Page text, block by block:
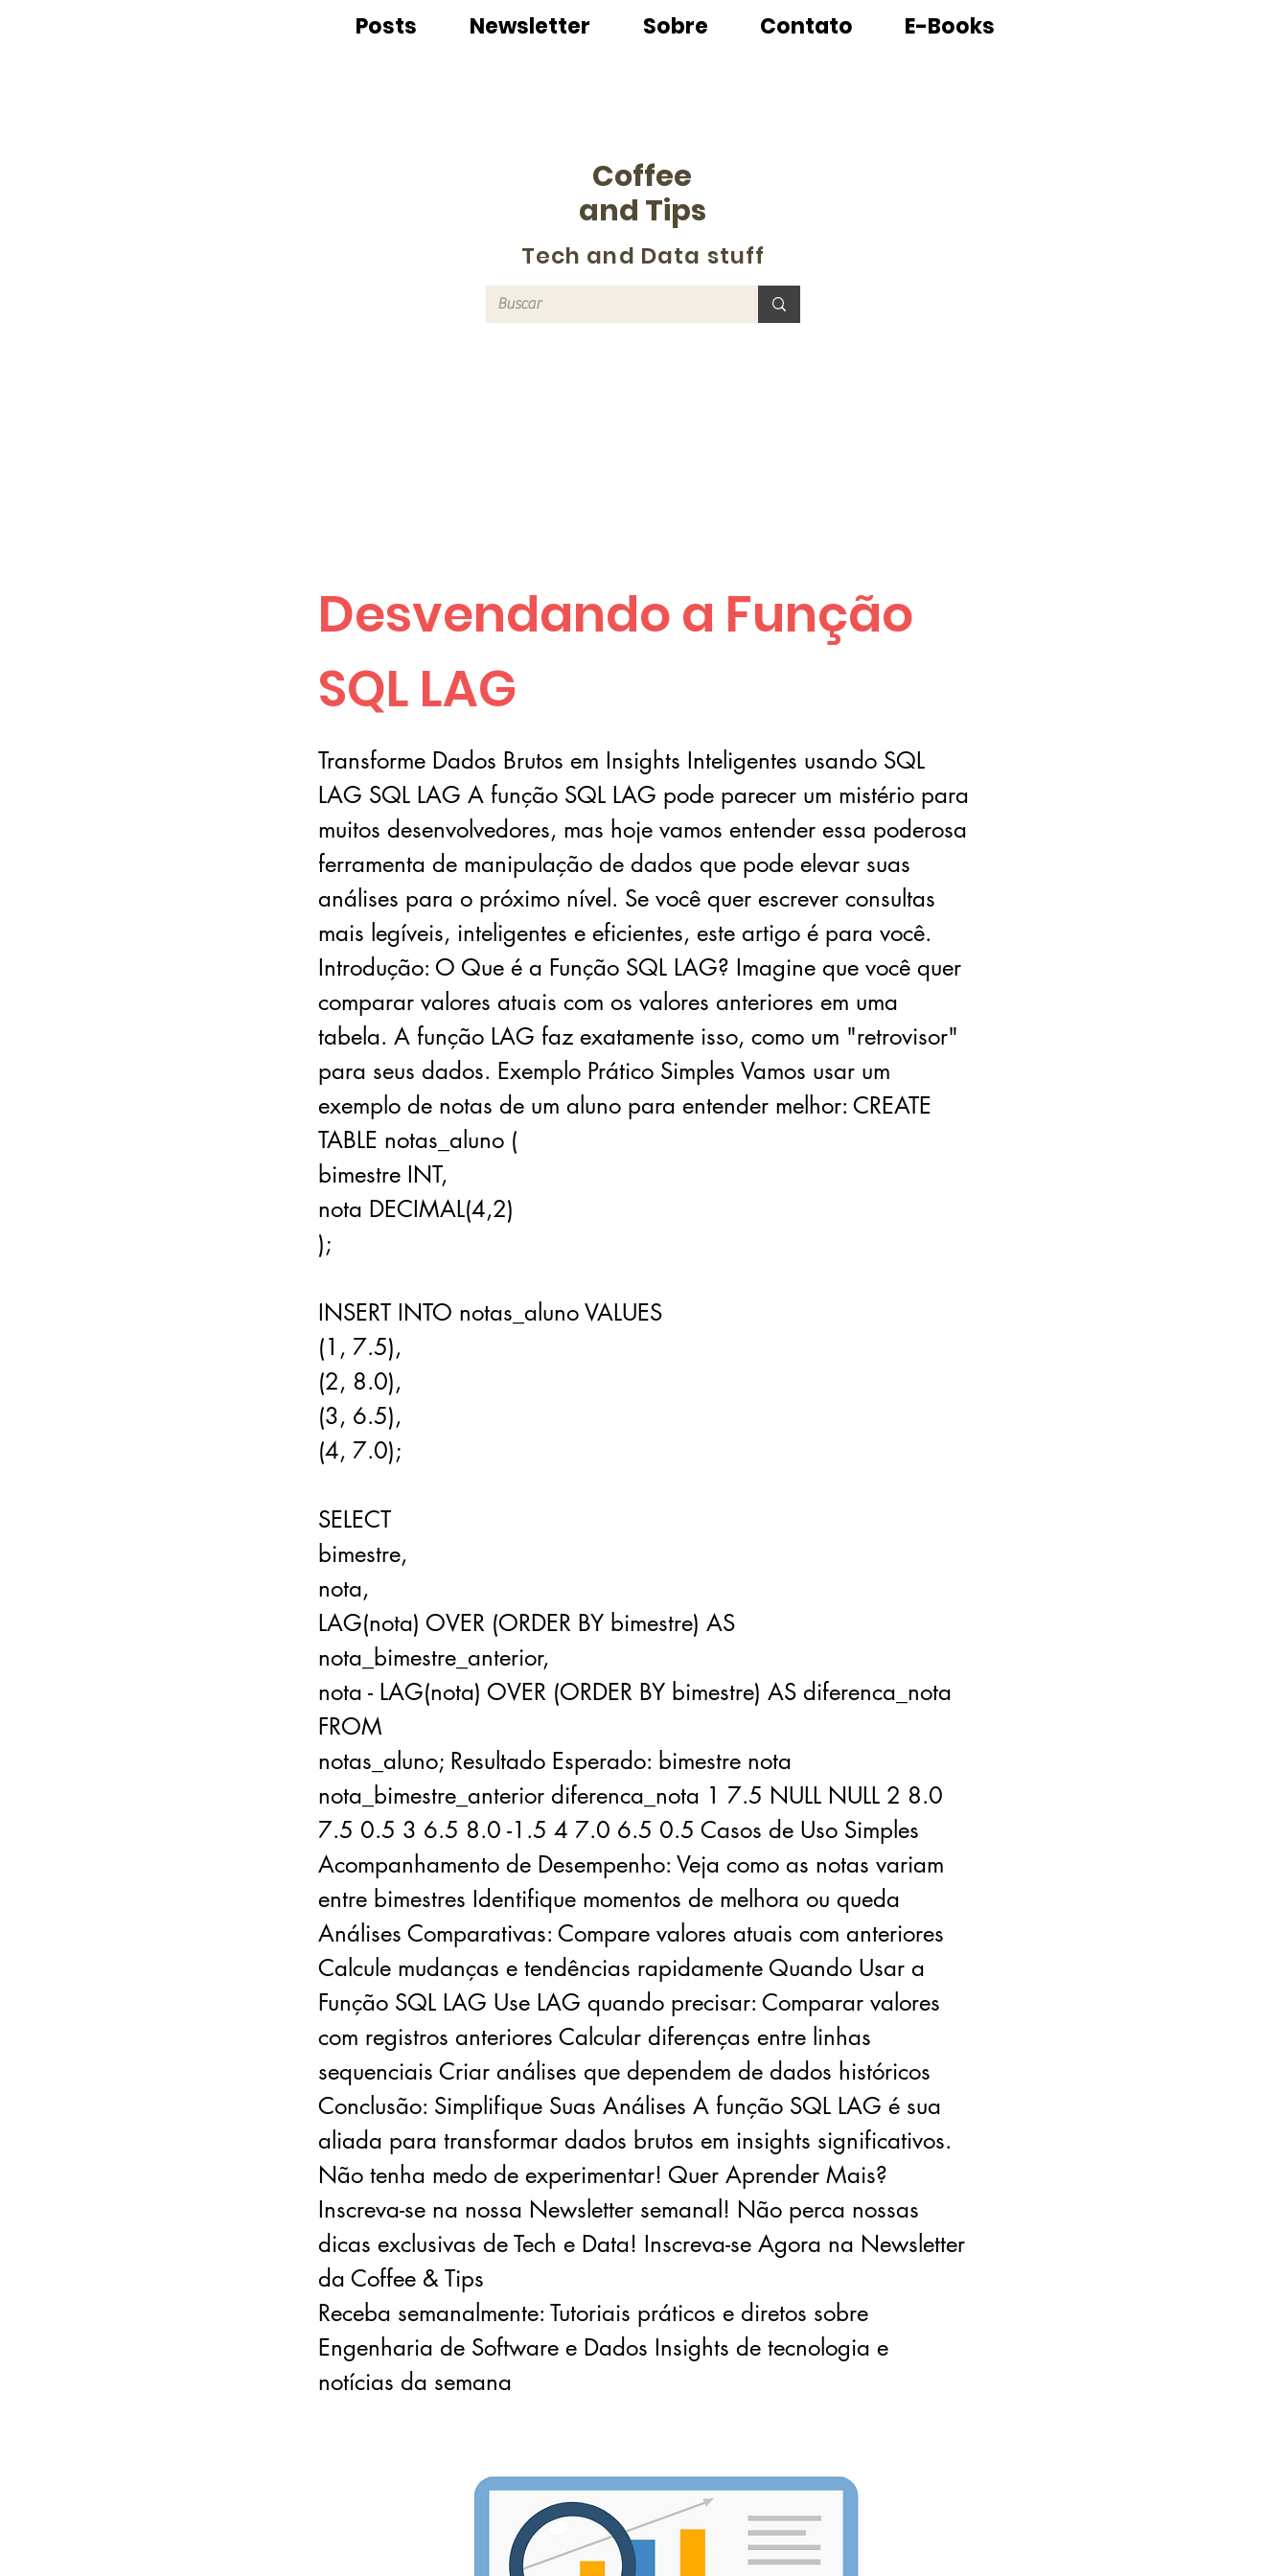
Posts Newsletter Sobre Contato E-Books
Coffee
and Tips
Tech and Data stuff
Desvendando a Função
SQL LAG
Transforme Dados Brutos em Insights Inteligentes usando SQL
LAG SQL LAG A função SQL LAG pode parecer um mistério para
muitos desenvolvedores, mas hoje vamos entender essa poderosa
ferramenta de manipulação de dados que pode elevar suas
análises para o próximo nível. Se você quer escrever consultas
mais legíveis, inteligentes e eficientes, este artigo é para você.
Introdução: O Que é a Função SQL LAG? Imagine que você quer
comparar valores atuais com os valores anteriores em uma
tabela. A função LAG faz exatamente isso, como um "retrovisor"
para seus dados. Exemplo Prático Simples Vamos usar um
exemplo de notas de um aluno para entender melhor: CREATE
TABLE notas_aluno (
bimestre INT,
nota DECIMAL(4,2)
);
INSERT INTO notas_aluno VALUES
(1, 7.5),
(2, 8.0),
(3, 6.5),
(4, 7.0);
SELECT
bimestre,
nota,
LAG(nota) OVER (ORDER BY bimestre) AS
nota_bimestre_anterior,
nota - LAG(nota) OVER (ORDER BY bimestre) AS diferenca_nota
FROM
notas_aluno; Resultado Esperado: bimestre nota
nota_bimestre_anterior diferenca_nota 1 7.5 NULL NULL 2 8.0
7.5 0.5 3 6.5 8.0 -1.5 4 7.0 6.5 0.5 Casos de Uso Simples
Acompanhamento de Desempenho: Veja como as notas variam
entre bimestres Identifique momentos de melhora ou queda
Análises Comparativas: Compare valores atuais com anteriores
Calcule mudanças e tendências rapidamente Quando Usar a
Função SQL LAG Use LAG quando precisar: Comparar valores
com registros anteriores Calcular diferenças entre linhas
sequenciais Criar análises que dependem de dados históricos
Conclusão: Simplifique Suas Análises A função SQL LAG é sua
aliada para transformar dados brutos em insights significativos.
Não tenha medo de experimentar! Quer Aprender Mais?
Inscreva-se na nossa Newsletter semanal! Não perca nossas
dicas exclusivas de Tech e Data! Inscreva-se Agora na Newsletter
da Coffee & Tips
Receba semanalmente: Tutoriais práticos e diretos sobre
Engenharia de Software e Dados Insights de tecnologia e
notícias da semana